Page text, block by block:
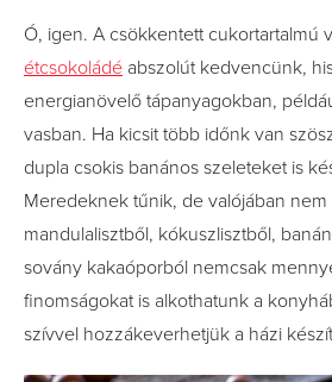
Ó, igen. A csökkentett cukortartalmú
étcsokoládé abszolút kedvencünk,
energianövelő tápanyagokban,
vasban. Ha kicsit több időnk van
dupla csokis banános szeleteket is
Meredeknek tűnik, de valójában nem
mandulalisztből, kókuszlisztből,
sovány kakaóporból nemcsak
finomságokat is alkothatunk a
szívvel hozzákeverhetjük a házi